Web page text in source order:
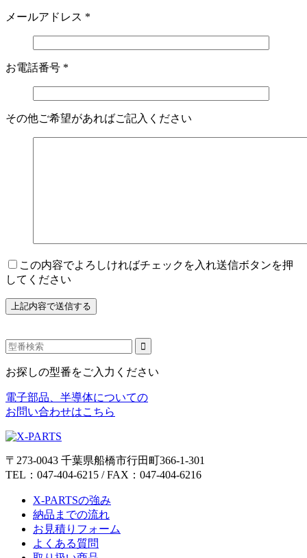
メールアドレス *
お電話番号 *
その他ご希望があればご記入ください
この内容でよろしければチェックを入れ送信ボタンを押
してください
お探しの型番をご入力ください
電子部品、半導体についての
お問い合わせはこちら
〒273-0043 千葉県船橋市行田町366-1-301
TEL：047-404-6215 / FAX：047-404-6216
X-PARTSの強み
納品までの流れ
お見積りフォーム
よくある質問